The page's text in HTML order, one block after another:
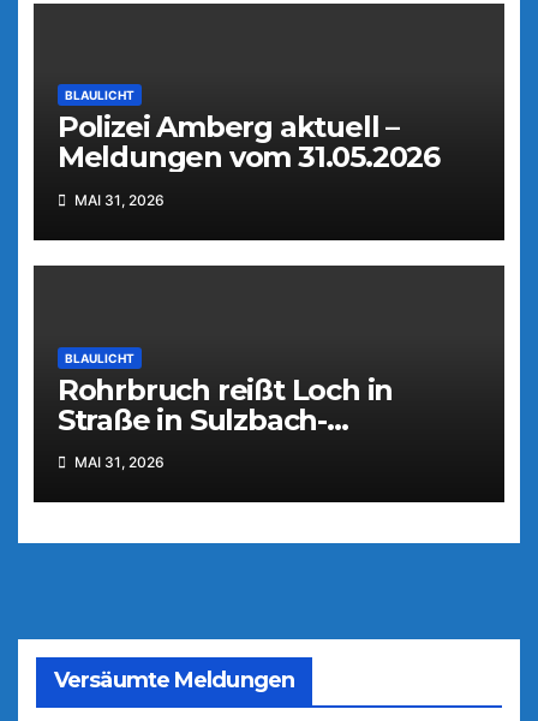
BLAULICHT
Polizei Amberg aktuell –
Meldungen vom 31.05.2026
MAI 31, 2026
BLAULICHT
Rohrbruch reißt Loch in
Straße in Sulzbach-
Rosenberg
MAI 31, 2026
Versäumte Meldungen